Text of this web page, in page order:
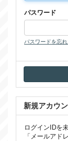
パスワード
パスワードを忘
新規アカウ
ログインIDを
「メールアド